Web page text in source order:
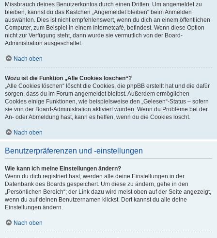
Missbrauch deines Benutzerkontos durch einen Dritten. Um angemeldet zu
bleiben, kannst du das Kästchen „Angemeldet bleiben“ beim Anmelden
auswählen. Dies ist nicht empfehlenswert, wenn du dich an einem öffentlichen
Computer, zum Beispiel in einem Internetcafé, befindest. Wenn diese Option
nicht zur Verfügung steht, dann wurde sie vermutlich von der Board-
Administration ausgeschaltet.
Nach oben
Wozu ist die Funktion „Alle Cookies löschen“?
„Alle Cookies löschen“ löscht die Cookies, die phpBB erstellt hat und die dafür
sorgen, dass du im Forum angemeldet bleibst. Außerdem ermöglichen
Cookies einige Funktionen, wie beispielsweise den „Gelesen“-Status – sofern
sie von der Board-Administration aktiviert wurden. Wenn du Probleme bei der
An- oder Abmeldung hast, kann es helfen, wenn du die Cookies löscht.
Nach oben
Benutzerpräferenzen und -einstellungen
Wie kann ich meine Einstellungen ändern?
Wenn du dich registriert hast, werden alle deine Einstellungen in der
Datenbank des Boards gespeichert. Um diese zu ändern, gehe in den
„Persönlichen Bereich“; der Link dazu wird meist oben auf der Seite angezeigt,
wenn du auf deinen Benutzernamen klickst. Dort kannst du alle deine
Einstellungen ändern.
Nach oben